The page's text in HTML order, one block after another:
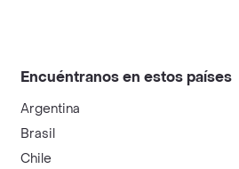
Encuéntranos en estos países
Argentina
Brasil
Chile